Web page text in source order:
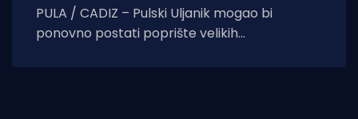
PULA / CADIZ – Pulski Uljanik mogao bi
ponovno postati poprište velikih